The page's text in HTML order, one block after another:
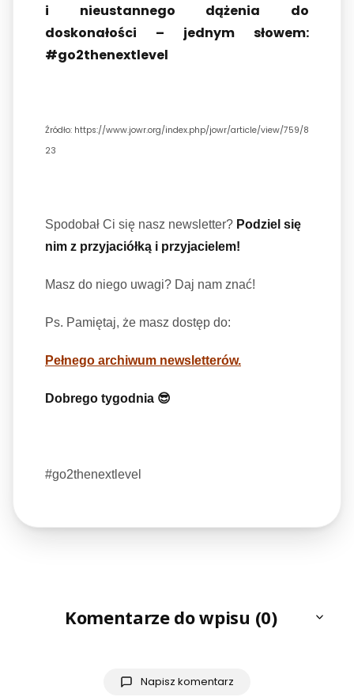
i nieustannego dążenia do
doskonałości – jednym słowem:
#go2thenextlevel
Źródło: https://www.jowr.org/index.php/jowr/article/view/759/8
23
Spodobał Ci się nasz newsletter? Podziel się
nim z przyjaciółką i przyjacielem!
Masz do niego uwagi? Daj nam znać!
Ps. Pamiętaj, że masz dostęp do:
Pełnego archiwum newsletterów.
Dobrego tygodnia 😎
#go2thenextlevel
Komentarze do wpisu (0)
Napisz komentarz